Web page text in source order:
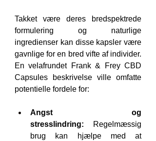
Takket være deres bredspektrede
formulering og naturlige
ingredienser kan disse kapsler være
gavnlige for en bred vifte af individer.
En velafrundet Frank & Frey CBD
Capsules beskrivelse ville omfatte
potentielle fordele for:
Angst og
stresslindring: Regelmæssig
brug kan hjælpe med at